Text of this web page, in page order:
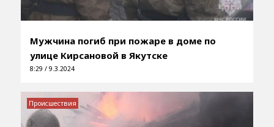
Мужчина погиб при пожаре в доме по
улице Кирсановой в Якутске
8:29 / 9.3.2024
Происшествия